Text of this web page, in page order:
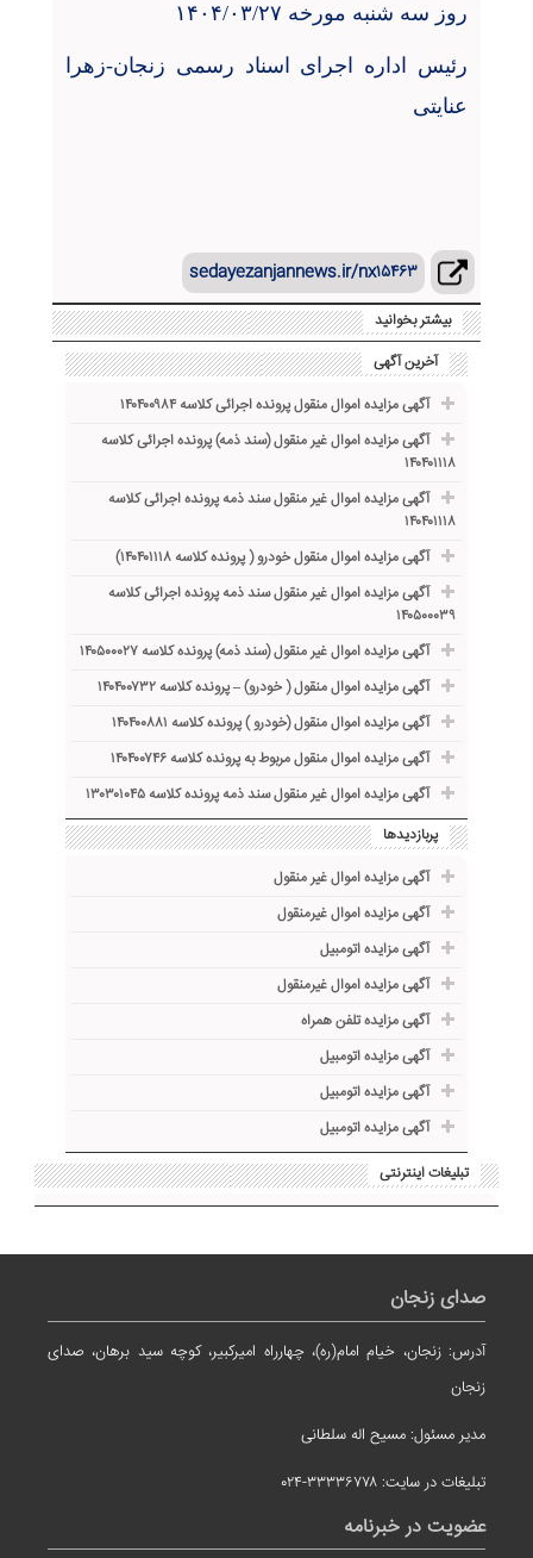
روز سه شنبه مورخه ۱۴۰۴/۰۳/۲۷
رئیس اداره اجرای اسناد رسمی زنجان-زهرا
عنایتی
sedayezanjannews.ir/nx۱۵۴۶۳
بیشتر بخوانید
آخرین آگهی
آگهی مزایده اموال منقول پرونده اجرائی کلاسه ۱۴۰۴۰۰۹۸۴
آگهی مزایده اموال غیر منقول (سند ذمه) پرونده اجرائی کلاسه
۱۴۰۴۰۱۱۱۸
آگهی مزایده اموال غیر منقول سند ذمه پرونده اجرائی کلاسه
۱۴۰۴۰۱۱۱۸
آگهی مزایده اموال منقول خودرو ( پرونده کلاسه ۱۴۰۴۰۱۱۱۸)
آگهی مزایده اموال غیر منقول سند ذمه پرونده اجرائی کلاسه
۱۴۰۵۰۰۰۳۹
آگهی مزایده اموال غیر منقول (سند ذمه) پرونده کلاسه ۱۴۰۵۰۰۰۲۷
آگهی مزایده اموال منقول ( خودرو) – پرونده کلاسه ۱۴۰۴۰۰۷۳۲
آگهی مزایده اموال منقول (خودرو ) پرونده کلاسه ۱۴۰۴۰۰۸۸۱
آگهی مزایده اموال منقول مربوط به پرونده کلاسه ۱۴۰۴۰۰۷۴۶
آگهی مزایده اموال غیر منقول سند ذمه پرونده کلاسه ۱۳۰۳۰۱۰۴۵
پربازدیدها
آگهی مزایده اموال غیر منقول
آگهی مزایده اموال غیرمنقول
آگهی مزایده اتومبیل
آگهی مزایده اموال غیرمنقول
آگهی مزایده تلفن همراه
آگهی مزایده اتومبیل
آگهی مزایده اتومبیل
آگهی مزایده اتومبیل
تبلیغات اینترنتی
صدای زنجان
آدرس: زنجان، خیام امام(ره)، چهارراه امیرکبیر، کوچه سید برهان، صدای
زنجان
مدیر مسئول: مسیح اله سلطانی
تبلیغات در سایت: ۳۳۳۳۶۷۷۸-۰۲۴
عضویت در خبرنامه